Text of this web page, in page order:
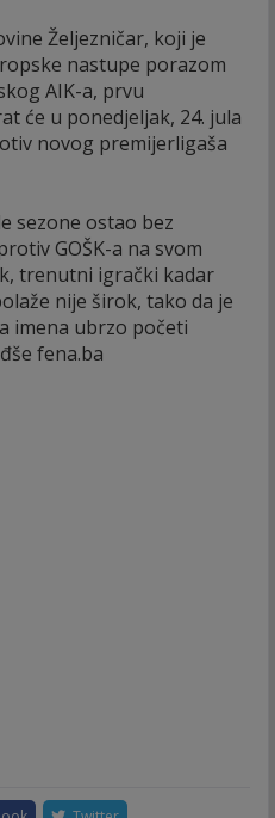
Željezničar, koji je
nastupe porazom
AIK-a, prvu
će u ponedjeljak, 24. jula
novog premijerligaša
sezone ostao bez
GOŠK-a na svom
trenutni igrački kadar
nije širok, tako da je
imena ubrzo početi
fena.ba